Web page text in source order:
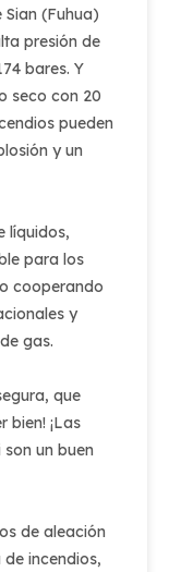
(Fuhua)
presión de
bares. Y
seco con 20
pueden
y un
líquidos,
para los
cooperando
y
gas.
que
bien! ¡Las
un buen
de aleación
incendios,